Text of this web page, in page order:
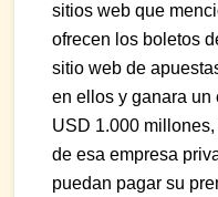
sitios web que
ofrecen los boletos
sitio web de
en ellos y ganara un
USD 1.000
de esa empresa
puedan pagar su